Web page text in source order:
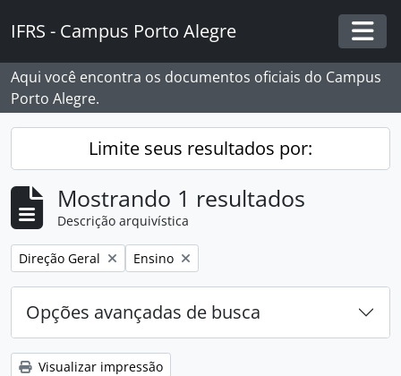
IFRS - Campus Porto Alegre
Aqui você encontra os documentos oficiais do Campus
Porto Alegre.
Limite seus resultados por:
Mostrando 1 resultados
Descrição arquivística
Remover filtro:
Direção Geral Remover filtro:
Ensino
Opções avançadas de busca
Visualizar impressão